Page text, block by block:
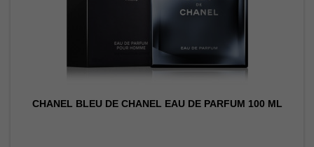
CHANEL BLEU DE CHANEL EAU DE PARFUM 100 ML